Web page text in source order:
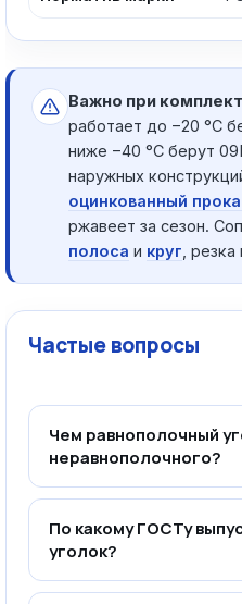
Важно при
работает до −20 °C
ниже −40 °C берут
наружных
оцинкованный
ржавеет за сезон.
полоса и круг ,
Частые вопросы
Чем равнополочный
неравнополочного?
По какому ГОСТу
уголок?